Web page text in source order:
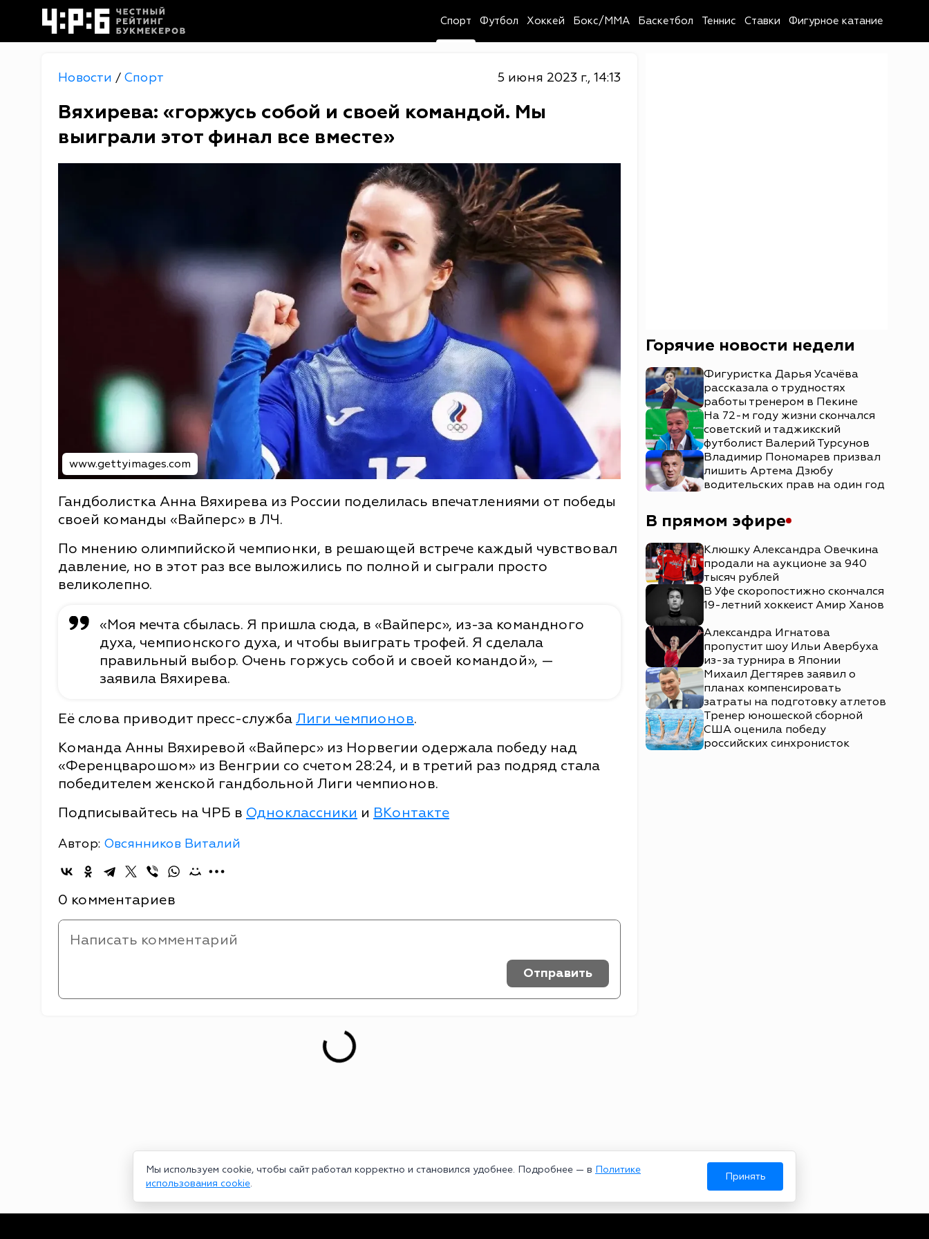
Мы используем cookie, чтобы сайт работал корректно и становился удобнее. Подробнее — в Политике
использования cookie.
Принять
Спорт Футбол Хоккей Бокс/MMA Баскетбол Теннис Ставки Фигурное катание
Новости / Спорт 5 июня 2023 г., 14:13
Вяхирева: «горжусь собой и своей командой. Мы
выиграли этот финал все вместе»
www.gettyimages.com
Гандболистка Анна Вяхирева из России поделилась впечатлениями от победы
своей команды «Вайперс» в ЛЧ.
По мнению олимпийской чемпионки, в решающей встрече каждый чувствовал
давление, но в этот раз все выложились по полной и сыграли просто
великолепно.
«Моя мечта сбылась. Я пришла сюда, в «Вайперс», из-за командного
духа, чемпионского духа, и чтобы выиграть трофей. Я сделала
правильный выбор. Очень горжусь собой и своей командой», —
заявила Вяхирева.
Её слова приводит пресс-служба Лиги чемпионов.
Команда Анны Вяхиревой «Вайперс» из Норвегии одержала победу над
«Ференцварошом» из Венгрии со счетом 28:24, и в третий раз подряд стала
победителем женской гандбольной Лиги чемпионов.
Подписывайтесь на ЧРБ в Одноклассники и ВКонтакте
Автор: Овсянников Виталий
0 комментариев
Отправить
Горячие новости недели
Фигуристка Дарья Усачёва
рассказала о трудностях
работы тренером в Пекине
На 72-м году жизни скончался
советский и таджикский
футболист Валерий Турсунов
Владимир Пономарев призвал
лишить Артема Дзюбу
водительских прав на один год
В прямом эфире
Клюшку Александра Овечкина
продали на аукционе за 940
тысяч рублей
В Уфе скоропостижно скончался
19-летний хоккеист Амир Ханов
Александра Игнатова
пропустит шоу Ильи Авербуха
из-за турнира в Японии
Михаил Дегтярев заявил о
планах компенсировать
затраты на подготовку атлетов
Тренер юношеской сборной
США оценила победу
российских синхронисток